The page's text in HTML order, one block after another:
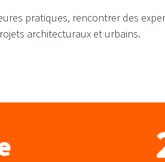
pratiques, rencontrer des
architecturaux et urbains.